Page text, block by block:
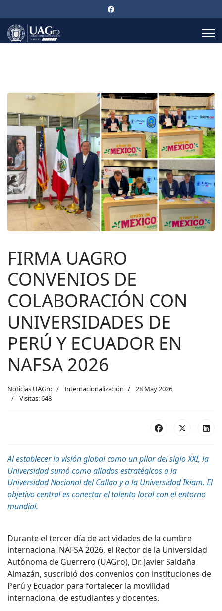
FIRMA UAGRO
CONVENIOS DE
COLABORACIÓN CON
UNIVERSIDADES DE
PERÚ Y ECUADOR EN
NAFSA 2026
Noticias UAGro Internacionalización
28 May 2026
Visitas: 648
Al establecer la visión global como un pilar del siglo XXI, la
Universidad sumó como aliados estratégicos a la
Universidad Nacional del Callao y a la UniversidadIkiam. El
objetivo central es conectar el talento local con el entorno
mundial.
Durante el tercer día de actividades de la cumbre
internacional NAFSA 2026, el Rector de la Universidad
Autónoma de Guerrero (UAGro), Dr. Javier Saldaña
Almazán, suscribió dos convenios con instituciones de
Perú y Ecuador para fortalecer la movilidad
internacional de estudiantes y docentes.